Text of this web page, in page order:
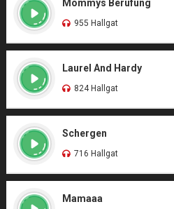
Mommys Berufung
955 Hallgat
Laurel And Hardy
824 Hallgat
Schergen
716 Hallgat
Mamaaa